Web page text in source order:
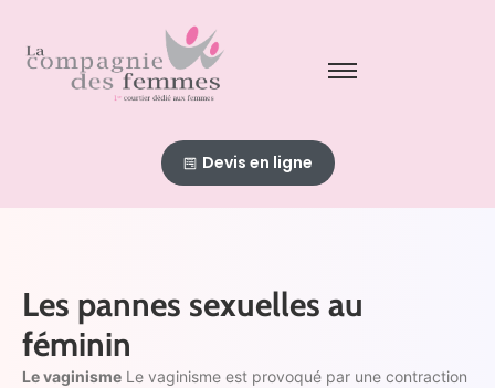
Devis en ligne
Les pannes sexuelles au
féminin
Le vaginisme Le vaginisme est provoqué par une contraction